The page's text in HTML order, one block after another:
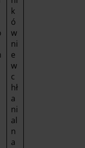
k
ó
w
ni
e
w
c
hł
a
ni
al
n
a